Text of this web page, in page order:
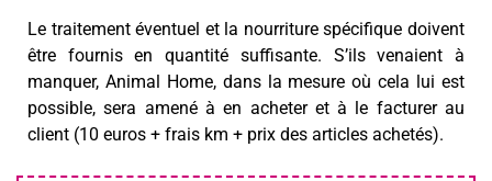
Le traitement éventuel et la nourriture spécifique doivent
être fournis en quantité suffisante. S’ils venaient à
manquer, Animal Home, dans la mesure où cela lui est
possible, sera amené à en acheter et à le facturer au
client (10 euros + frais km + prix des articles achetés).